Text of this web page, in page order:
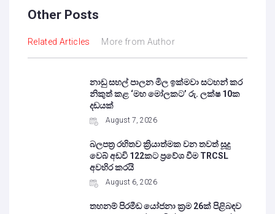
Other Posts
Related Articles More from Author
නාඩු සහල් පාලන මිල ඉක්මවා සටහන් කර
නිකුත් කළ ‘මහ මෝලකට’ රු. ලක්ෂ 10ක
දඩයක්
August 7, 2026
බලපත්‍ර රහිතව ක්‍රියාත්මක වන තවත් සූදු
වෙබ් අඩවි 122කට ප්‍රවේශ වීම TRCSL
අවහිර කරයි
August 6, 2026
තහනම් පිරමීඩ යෝජනා ක්‍රම 26ක් පිළිබඳව